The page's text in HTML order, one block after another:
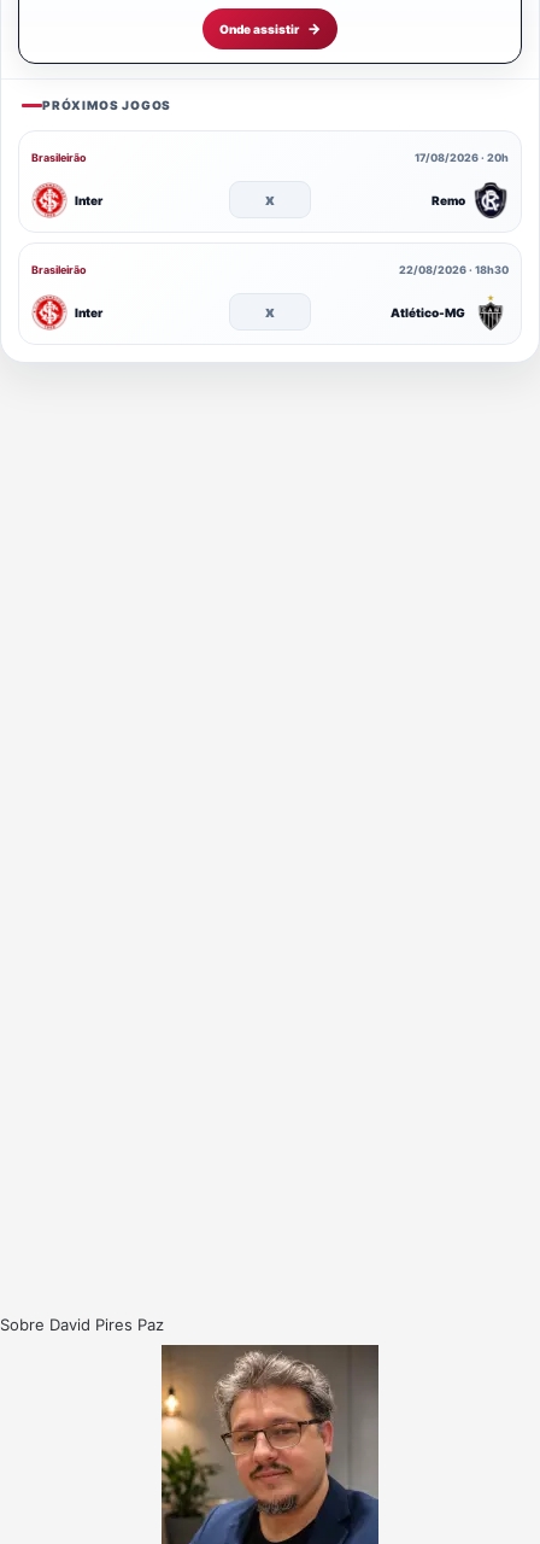
Onde assistir
PRÓXIMOS JOGOS
Brasileirão 17/08/2026 · 20h
Inter x Remo
Brasileirão 22/08/2026 · 18h30
Inter x Atlético-MG
Sobre David Pires Paz